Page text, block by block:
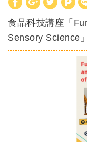
食品科技講座「
Sensory Science」